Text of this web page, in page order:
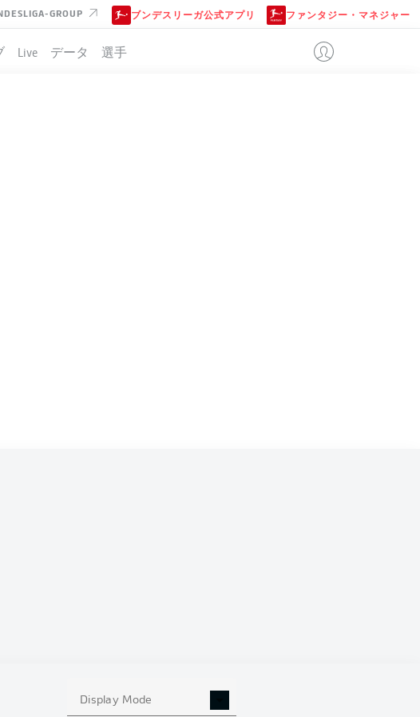
GROUP ブンデスリーガ公式アプリ ファンタジー・マネジャー
Live データ 選手
Display Mode